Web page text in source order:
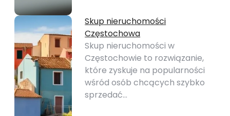
Skup nieruchomości
Częstochowa
Skup nieruchomości w
Częstochowie to rozwiązanie,
które zyskuje na popularności
wśród osób chcących szybko
sprzedać…